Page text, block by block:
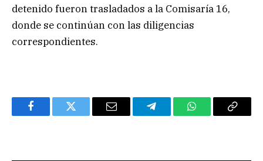
detenido fueron trasladados a la Comisaría 16,
donde se continúan con las diligencias
correspondientes.
FacebookTwitter Email TelegramWhatsAppCopy